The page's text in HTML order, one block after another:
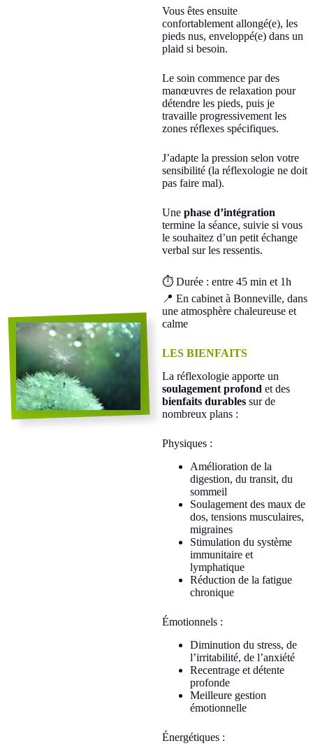
Vous êtes ensuite
confortablement allongé(e), les
pieds nus, enveloppé(e) dans un
plaid si besoin.
Le soin commence par des
manœuvres de relaxation pour
détendre les pieds, puis je
travaille progressivement les
zones réflexes spécifiques.
J’adapte la pression selon votre
sensibilité (la réflexologie ne doit
pas faire mal).
Une phase d’intégration
termine la séance, suivie si vous
le souhaitez d’un petit échange
verbal sur les ressentis.
⏱ Durée : entre 45 min et 1h
📍 En cabinet à Bonneville, dans
une atmosphère chaleureuse et
calme
LES BIENFAITS
La réflexologie apporte un
soulagement profond et des
bienfaits durables sur de
nombreux plans :
Physiques :
Amélioration de la
digestion, du transit, du
sommeil
Soulagement des maux de
dos, tensions musculaires,
migraines
Stimulation du système
immunitaire et
lymphatique
Réduction de la fatigue
chronique
Émotionnels :
Diminution du stress, de
l’irritabilité, de l’anxiété
Recentrage et détente
profonde
Meilleure gestion
émotionnelle
Énergétiques :